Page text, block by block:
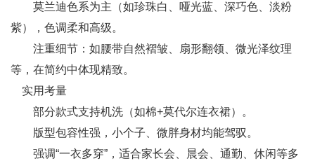
莫兰迪色系为主（如珍珠白、哑光蓝、深巧色、淡粉
紫），色调柔和高级。
注重细节：如腰带自然褶皱、扇形翻领、微光泽纹理
等，在简约中体现精致。
实用考量
部分款式支持机洗（如棉+莫代尔连衣裙）。
版型包容性强，小个子、微胖身材均能驾驭。
强调“一衣多穿”，适合家长会、晨会、通勤、休闲等多